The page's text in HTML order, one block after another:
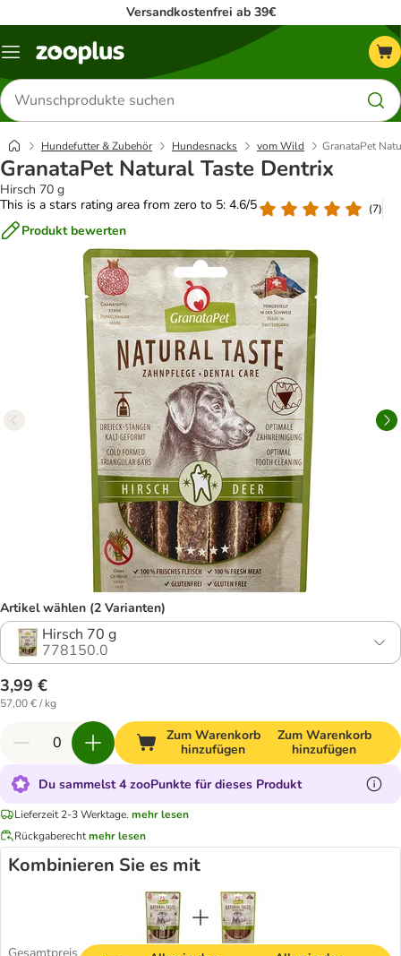
Versandkostenfrei ab 39€
Menü
Produkte
suchen
Hundefutter & Zubehör Hundesnacks vom Wild GranataPet
GranataPet Natural Taste Dentrix
Hirsch 70 g
This is a stars rating area from zero to 5: 4.6/5
(7)
Produkt bewerten
Artikel wählen (2 Varianten)
Hirsch 70 g
778150.0
3,99 €
57,00 € / kg
Zum Warenkorb
hinzufügen
Zum Warenkorb
hinzufügen
Du sammelst 4 zooPunkte für dieses Produkt
Lieferzeit 2-3 Werktage. mehr lesen
Rückgaberechtmehr lesen
Kombinieren Sie es mit